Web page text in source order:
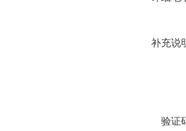
补充说
验证